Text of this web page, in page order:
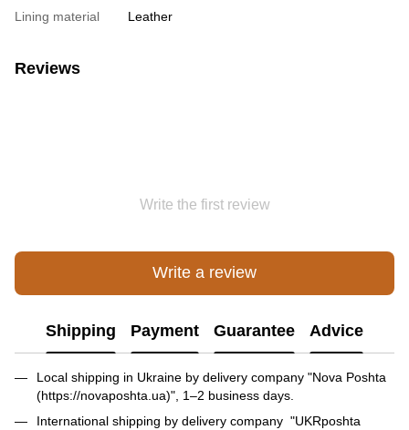
Lining material Leather
Reviews
Write the first review
Write a review
Shipping Payment Guarantee Advice
Local shipping in Ukraine by delivery company "Nova Poshta
(https://novaposhta.ua)", 1–2 business days.
International shipping by delivery company "UKRposhta